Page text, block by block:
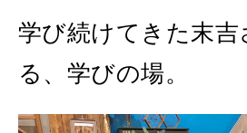
学び続けてきた末吉
る、学びの場。